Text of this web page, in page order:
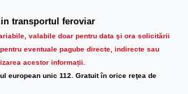
transportul feroviar
valabile doar pentru data şi ora solicitării
eventuale pagube directe, indirecte sau
acestor informații.
european unic 112. Gratuit în orice reţea de